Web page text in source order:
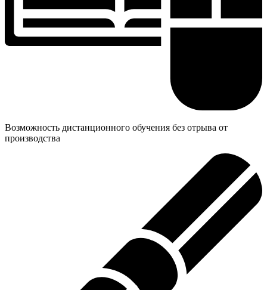
Возможность дистанционного обучения без отрыва от
производства